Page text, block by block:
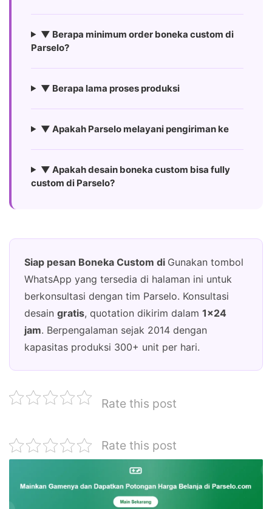
▼ Berapa minimum order boneka custom di
Parselo?
▼ Berapa lama proses produksi
▼ Apakah Parselo melayani pengiriman ke
▼ Apakah desain boneka custom bisa fully
custom di Parselo?
Siap pesan Boneka Custom di Gunakan tombol
WhatsApp yang tersedia di halaman ini untuk
berkonsultasi dengan tim Parselo. Konsultasi
desain gratis, quotation dikirim dalam 1×24
jam. Berpengalaman sejak 2014 dengan
kapasitas produksi 300+ unit per hari.
Rate this post
Rate this post